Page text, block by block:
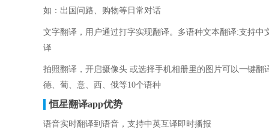
如：出国问路、购物等日常对话
文字翻译，用户通过打字实现翻译。多语种文本翻译:支持
译
拍照翻译，开启摄像头 或选择手机相册里的图片可以一键
德、葡、意、西、俄等10个语种
恒星翻译app优势
语音实时翻译到语音，支持中英互译即时播报